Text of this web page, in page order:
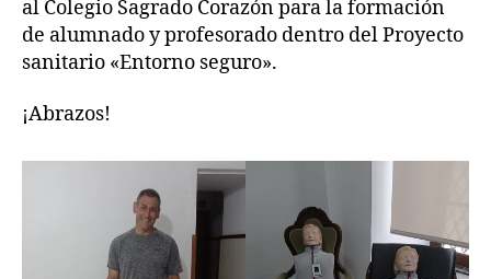
al Colegio Sagrado Corazón para la formación
de alumnado y profesorado dentro del Proyecto
sanitario «Entorno seguro».
¡Abrazos!